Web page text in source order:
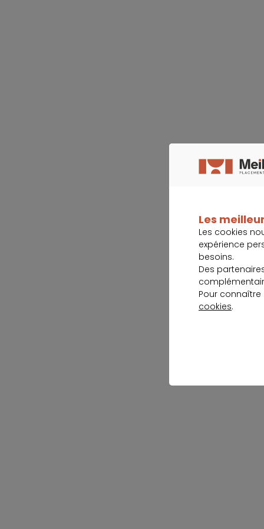
Les
Les cookies
expérience
besoins.
Des
Pour
cookies.